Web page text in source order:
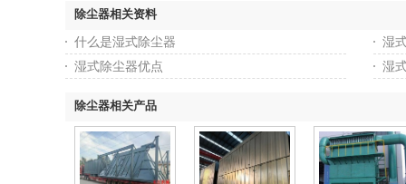
除尘器相关资料
什么是湿式除尘器
湿
湿式除尘器优点
湿
除尘器相关产品